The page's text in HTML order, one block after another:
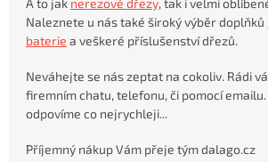
Naleznete u nás také široký výběr doplňků
baterie a veškeré příslušenství dřezů.
Neváhejte se nás zeptat na cokoliv. Rádi
firemním chatu, telefonu, či pomocí
odpovíme co nejrychleji...
Příjemný nákup Vám přeje tým dalago.cz